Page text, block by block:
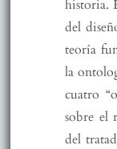
historia.
del
teoría
la
cuatro
sobre el
del